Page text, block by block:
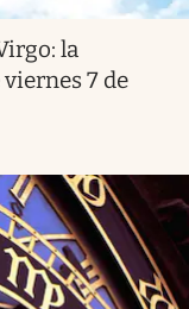
la
7 de